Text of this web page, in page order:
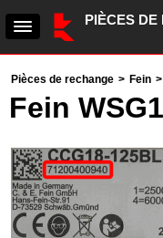
PIÈCES DE
Pièces de rechange > Fein >
Fein